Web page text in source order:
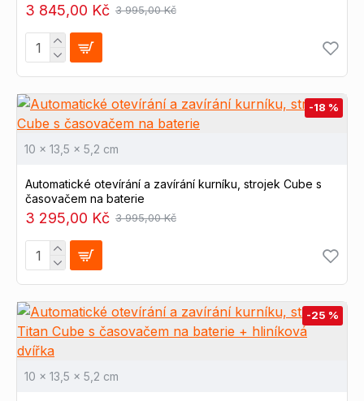
3 845,00 Kč 3 995,00 Kč
-18 %
10 x 13,5 x 5,2 cm
Automatické otevírání a zavírání kurníku, strojek Cube s
časovačem na baterie
3 295,00 Kč 3 995,00 Kč
-25 %
10 x 13,5 x 5,2 cm